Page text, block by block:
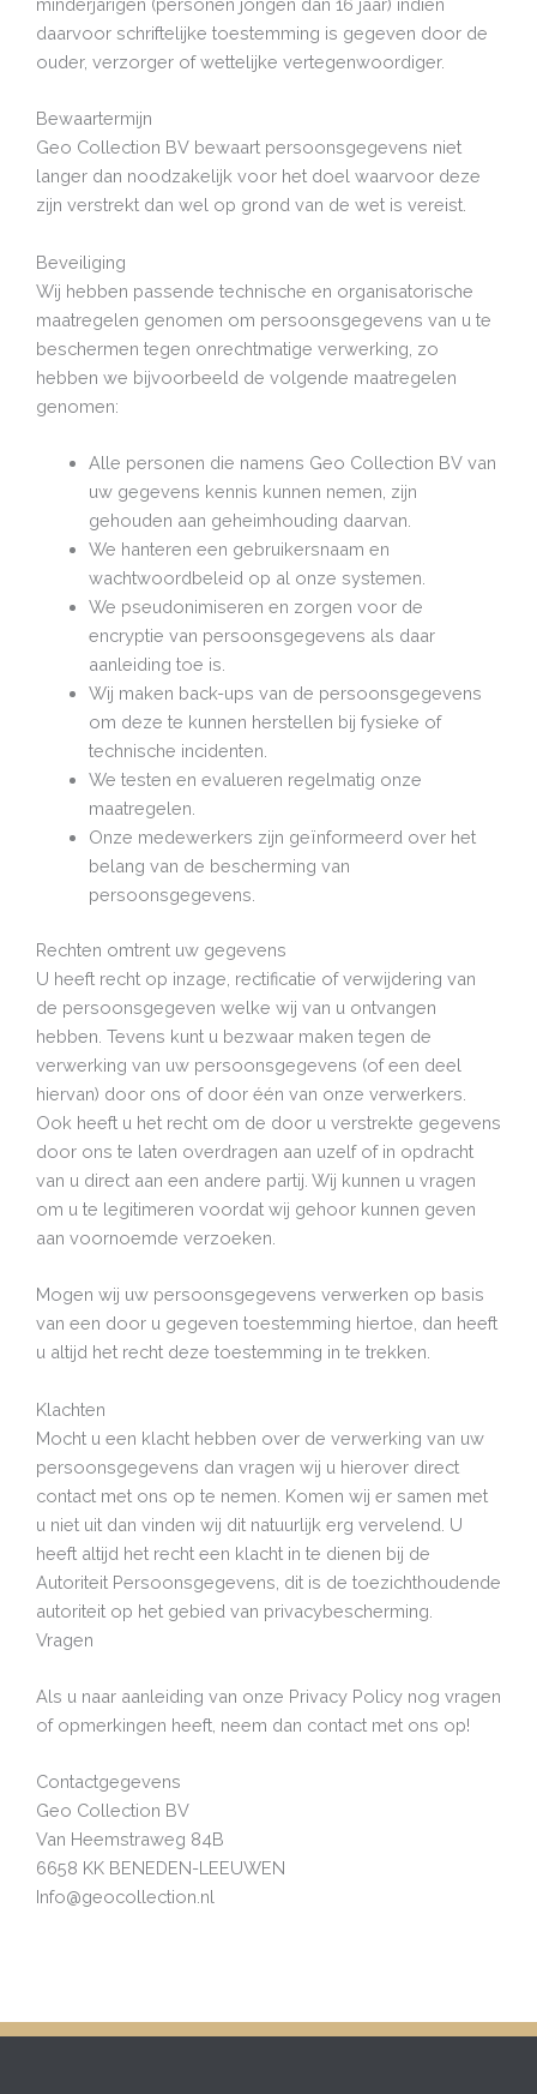
minderjarigen (personen jongen dan 16 jaar) indien
daarvoor schriftelijke toestemming is gegeven door de
ouder, verzorger of wettelijke vertegenwoordiger.
Bewaartermijn
Geo Collection BV bewaart persoonsgegevens niet
langer dan noodzakelijk voor het doel waarvoor deze
zijn verstrekt dan wel op grond van de wet is vereist.
Beveiliging
Wij hebben passende technische en organisatorische
maatregelen genomen om persoonsgegevens van u te
beschermen tegen onrechtmatige verwerking, zo
hebben we bijvoorbeeld de volgende maatregelen
genomen:
Alle personen die namens Geo Collection BV van
uw gegevens kennis kunnen nemen, zijn
gehouden aan geheimhouding daarvan.
We hanteren een gebruikersnaam en
wachtwoordbeleid op al onze systemen.
We pseudonimiseren en zorgen voor de
encryptie van persoonsgegevens als daar
aanleiding toe is.
Wij maken back-ups van de persoonsgegevens
om deze te kunnen herstellen bij fysieke of
technische incidenten.
We testen en evalueren regelmatig onze
maatregelen.
Onze medewerkers zijn geïnformeerd over het
belang van de bescherming van
persoonsgegevens.
Rechten omtrent uw gegevens
U heeft recht op inzage, rectificatie of verwijdering van
de persoonsgegeven welke wij van u ontvangen
hebben. Tevens kunt u bezwaar maken tegen de
verwerking van uw persoonsgegevens (of een deel
hiervan) door ons of door één van onze verwerkers.
Ook heeft u het recht om de door u verstrekte gegevens
door ons te laten overdragen aan uzelf of in opdracht
van u direct aan een andere partij. Wij kunnen u vragen
om u te legitimeren voordat wij gehoor kunnen geven
aan voornoemde verzoeken.
Mogen wij uw persoonsgegevens verwerken op basis
van een door u gegeven toestemming hiertoe, dan heeft
u altijd het recht deze toestemming in te trekken.
Klachten
Mocht u een klacht hebben over de verwerking van uw
persoonsgegevens dan vragen wij u hierover direct
contact met ons op te nemen. Komen wij er samen met
u niet uit dan vinden wij dit natuurlijk erg vervelend. U
heeft altijd het recht een klacht in te dienen bij de
Autoriteit Persoonsgegevens, dit is de toezichthoudende
autoriteit op het gebied van privacybescherming.
Vragen
Als u naar aanleiding van onze Privacy Policy nog vragen
of opmerkingen heeft, neem dan contact met ons op!
Contactgegevens
Geo Collection BV
Van Heemstraweg 84B
6658 KK BENEDEN-LEEUWEN
Info@geocollection.nl